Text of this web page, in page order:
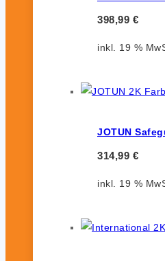
398,99 €
inkl. 19 %
JOTUN
314,99 €
inkl. 19 %